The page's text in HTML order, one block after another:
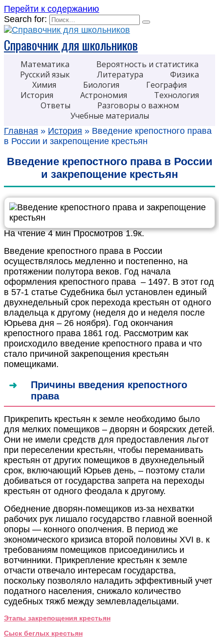
Перейти к содержанию
Search for:
Справочник для школьников
Математика
Вероятность и статистика
Русский язык
Литература
Физика
Химия
Биология
География
История
Астрономия
Технология
Ответы
Разговоры о важном
Учебные материалы
Главная » История » Введение крепостного права
в России и закрепощение крестьян
Введение крепостного права в России
и закрепощение крестьян
На чтение4 мин Просмотров 1.9к.
Введение крепостного права в России
осуществлялось медленно и постепенно, на
протяжении полутора веков. Год начала
оформления крепостного права – 1497. В этот год
в 57-1 статье Судебника был установлен единый
двухнедельный срок перехода крестьян от одного
владельца к другому (неделя до и неделя после
Юрьева дня – 26 ноября). Год окончания
крепостного права 1861 год. Рассмотрим как
происходило введение крепостного права и что
стало причиной закрепощения крестьян
помещиками.
Причины введения крепостного
права
Прикрепить крестьян к земле необходимо было
для мелких помещиков – дворян и боярских детей.
Они не имели средств для предоставления льгот
при переселении крестьян, чтобы переманивать
крестьян от других помещиков в двухнедельный
срок, включающий Юрьев день, – поэтому стали
добиваться от государства запрета на переходы
крестьян от одного феодала к другому.
Обеднение дворян-помещиков из-за нехватки
рабочих рук лишало государство главной военной
опоры — конного ополчения. В период же
экономического кризиса второй половины XVI в. к
требованиям помещиков присоединились и
вотчинники. Прикрепление крестьян к земле
отчасти отвечало интересам государства,
поскольку позволяло наладить эффективный учет
податного населения, снижало количество
судебных тяжб между землевладельцами.
Этапы закрепощения крестьян
Сыск беглых крестьян